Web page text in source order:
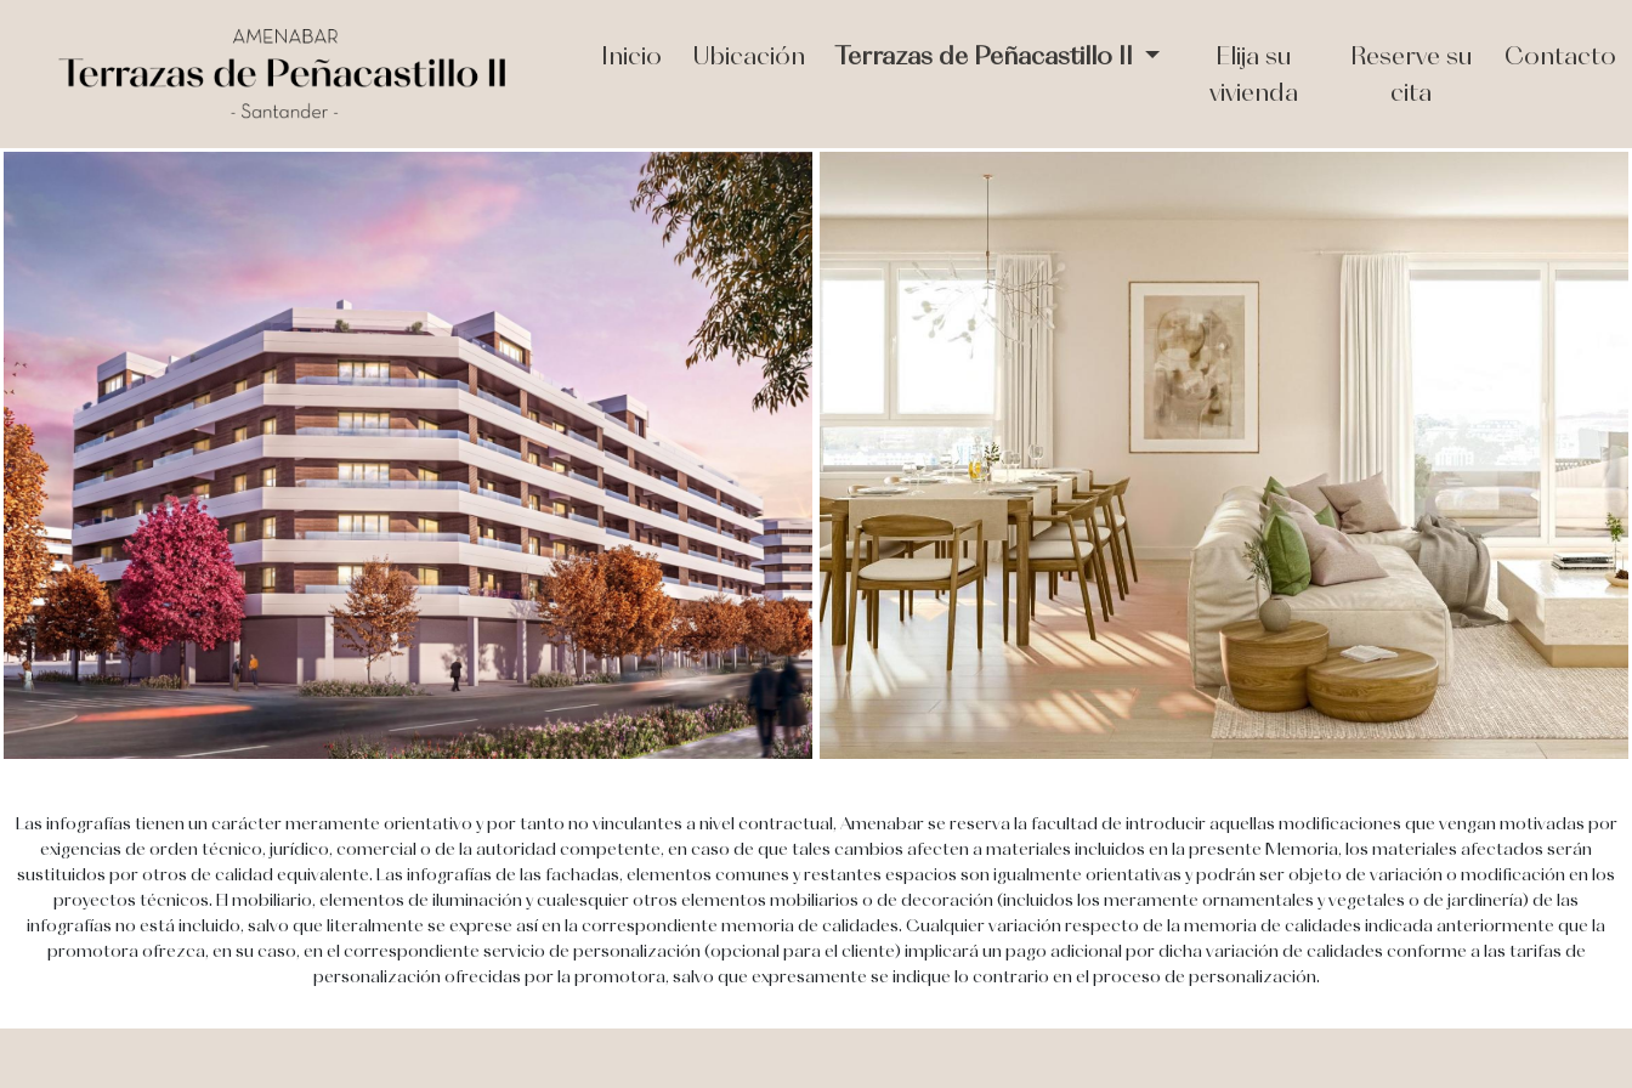
Inicio Ubicación Terrazas de Peñacastillo II
Elija su
vivienda
Reserve su
cita
Contacto
Las infografías tienen un carácter meramente orientativo y por tanto no vinculantes a nivel contractual, Amenabar se reserva la facultad de introducir aquellas modificaciones que vengan motivadas por
exigencias de orden técnico, jurídico, comercial o de la autoridad competente, en caso de que tales cambios afecten a materiales incluidos en la presente Memoria, los materiales afectados serán
sustituidos por otros de calidad equivalente. Las infografías de las fachadas, elementos comunes y restantes espacios son igualmente orientativas y podrán ser objeto de variación o modificación en los
proyectos técnicos. El mobiliario, elementos de iluminación y cualesquier otros elementos mobiliarios o de decoración (incluidos los meramente ornamentales y vegetales o de jardinería) de las
infografías no está incluido, salvo que literalmente se exprese así en la correspondiente memoria de calidades. Cualquier variación respecto de la memoria de calidades indicada anteriormente que la
promotora ofrezca, en su caso, en el correspondiente servicio de personalización (opcional para el cliente) implicará un pago adicional por dicha variación de calidades conforme a las tarifas de
personalización ofrecidas por la promotora, salvo que expresamente se indique lo contrario en el proceso de personalización.